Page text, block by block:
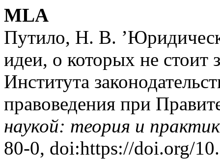
MLA
Путило, Н. В.
идеи, о которых не стоит
Института
правоведения при
наукой: теория и
80-0, doi:https://doi.org/